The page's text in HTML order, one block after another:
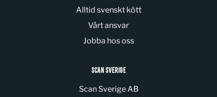
Alltid svenskt kött
Vårt ansvar
Jobba hos oss
SCAN SVERIGE
Scan Sverige AB